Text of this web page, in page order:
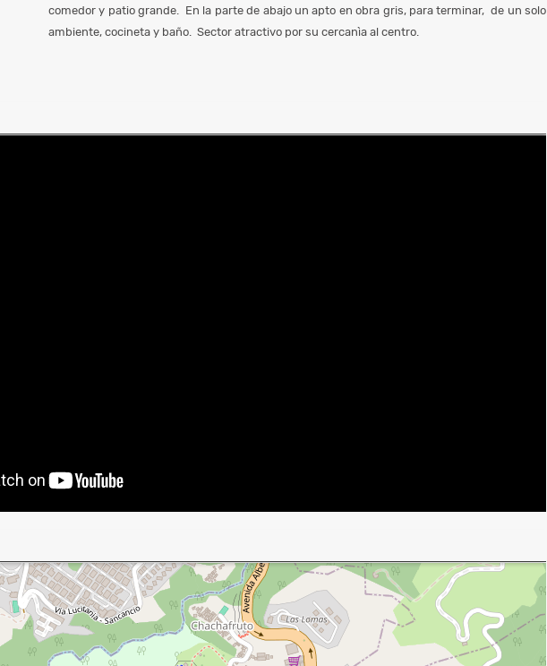
comedor y patio grande. En la parte de abajo un apto en obra gris, para terminar, de un solo
ambiente, cocineta y baño. Sector atractivo por su cercanìa al centro.